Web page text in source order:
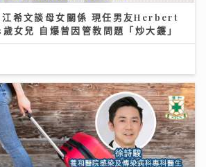
江希文談母女關係 現任男友Herbert
女兒 自爆曾因管教問題「炒大鑊」